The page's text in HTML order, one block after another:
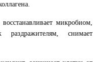
микробиом,
раздражителям, снимает